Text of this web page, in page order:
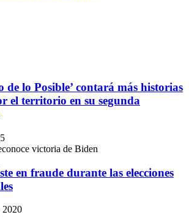
de lo Posible’ contará más historias
el territorio en su segunda
en fraude durante las elecciones
2020